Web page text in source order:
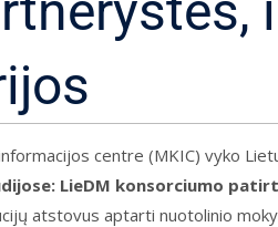
centre (MKIC) vyko
LieDM konsorciumo
atstovus aptarti nuotolinio